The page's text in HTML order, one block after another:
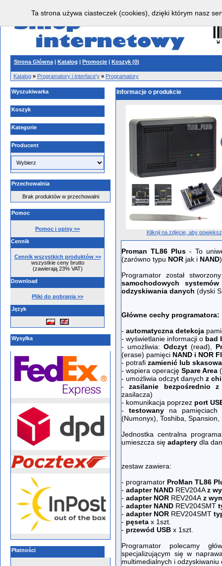
Strona Główna | Katalog | Promocje | Koszyk (0)
Katalog » Programatory i Interface'y » Programatory
Wyszukiwarka
Koszyk
Kategorie
Producent
Przechowalnia
Brak produktów w przechowalni
Pomoc
Pomoc i opisy >>
Cennik
Cennik wszystkich produktów >>
wszystkie ceny brutto
(zawierają 23% VAT)
Download
Pliki do pobrania >>
Język
Wysyłka
Płatności
Informacje o produkcie
Kliknij na zdjęcie, aby
Proman TL86 Plus - To
(zarówno typu NOR jak i NAND
Programator został
samochodowych
odzyskiwania danych (dyski
Główne cechy programatora:
- automatyczna detekcja
- wyświetlanie informacji o bad
- umożliwia: Odczyt(read),
(erase) pamięci NAND i NOR
- potrafi zamienić lub
- wspiera operację Spare Area
- umożliwia odczyt danych z
-zasilanie bezpośrednio
zasilacza)
- komunikacja poprzez port
- testowany na pamięciach
(Numonyx), Toshiba,
Jednostka centralna
umieszcza się adaptery dla
zestaw zawiera:
- programator ProMan TL86
- adapter NAND REV204Az
- adapter NOR REV204A z
- adapter NAND REV204SMT
- adapter NOR REV204SMT
- pęseta x 1szt.
- przewód USB x 1szt.
Programator polecamy
specjalizującym się w
multimedialnych i odzyskiwaniu
Ta strona używa ciasteczek (cookies), dzięki którym nasz